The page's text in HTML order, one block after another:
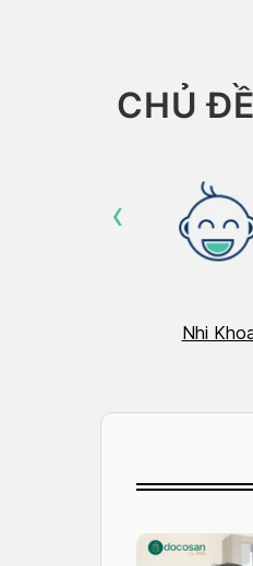
CHỦ
Nhi
‹